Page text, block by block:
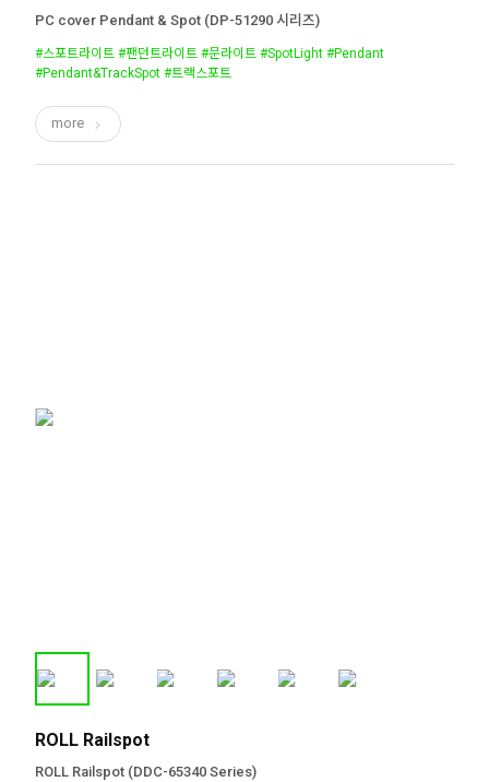
PC cover Pendant & Spot (DP-51290 시리즈)
#스포트라이트 #팬던트라이트 #문라이트 #SpotLight #Pendant
#Pendant&TrackSpot #트랙스포트
more
ROLL Railspot
ROLL Railspot (DDC-65340 Series)